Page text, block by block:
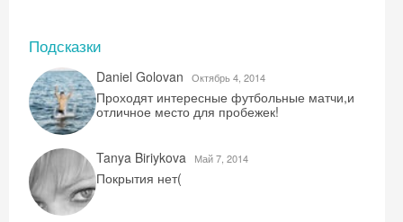
Подсказки
Daniel Golovan Октябрь 4, 2014
Проходят интересные футбольные матчи,и
отличное место для пробежек!
Tanya Biriykova Май 7, 2014
Покрытия нет(